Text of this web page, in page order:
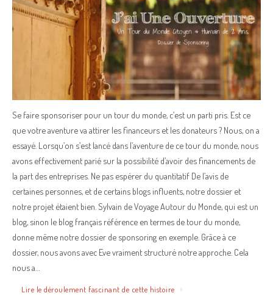
Se faire sponsoriser pour un tour du monde, c’est un parti pris. Est ce
que votre aventure va attirer les financeurs et les donateurs ? Nous, on a
essayé. Lorsqu’on s’est lancé dans l’aventure de ce tour du monde, nous
avons effectivement parié sur la possibilité d’avoir des financements de
la part des entreprises. Ne pas espérer du quantitatif De l’avis de
certaines personnes, et de certains blogs influents, notre dossier et
notre projet étaient bien. Sylvain de Voyage Autour du Monde, qui est un
blog, sinon le blog français référence en termes de tour du monde,
donne même notre dossier de sponsoring en exemple. Grâce à ce
dossier, nous avons avec Eve vraiment structuré notre approche. Cela
nous a…
Lire le déroulement fascinant de cette histoire